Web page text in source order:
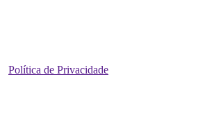
Política de Privacidade